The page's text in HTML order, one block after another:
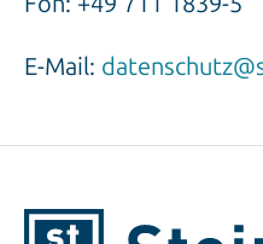
E-Mail: